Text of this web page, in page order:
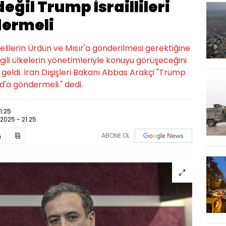
Trump İsraillileri
Ürdün ve Mısır'a gönderilmesi gerektiğine
ülkelerin yönetimleriyle konuyu görüşeceğini
İran Dışişleri Bakanı Abbas Arakçi "Trump
göndermeli." dedi.
- 21:25
ABONE OL